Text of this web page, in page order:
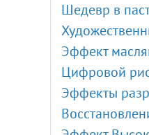
Шедевр в
Эффект
Цифровой
Эффекты